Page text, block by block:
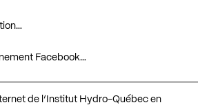
Facebook…
de l’Institut Hydro-Québec en